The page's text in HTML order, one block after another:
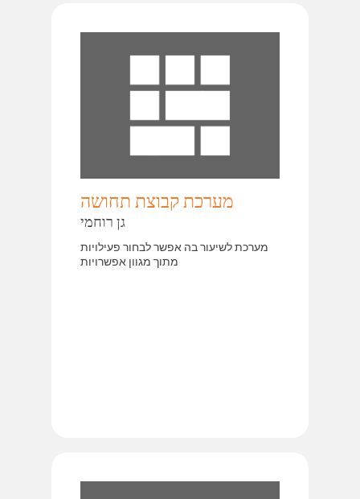
מערכת קבוצת תחושה
גן רוחמי
מערכת לשיעור בה אפשר לבחור פעילויות
מתוך מגוון אפשרויות